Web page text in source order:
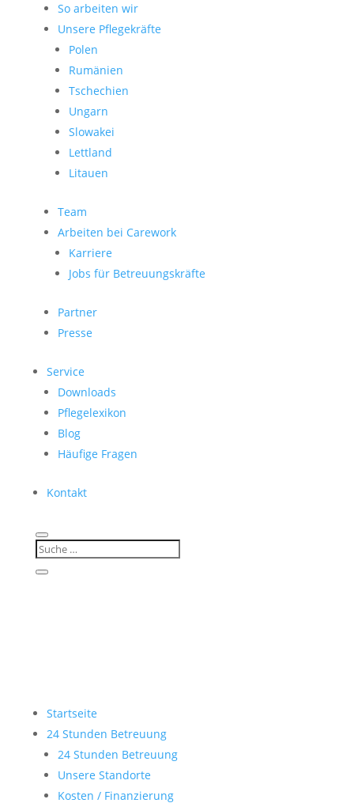
So arbeiten wir
Unsere Pflegekräfte
Polen
Rumänien
Tschechien
Ungarn
Slowakei
Lettland
Litauen
Team
Arbeiten bei Carework
Karriere
Jobs für Betreuungskräfte
Partner
Presse
Service
Downloads
Pflegelexikon
Blog
Häufige Fragen
Kontakt
Startseite
24 Stunden Betreuung
24 Stunden Betreuung
Unsere Standorte
Kosten / Finanzierung